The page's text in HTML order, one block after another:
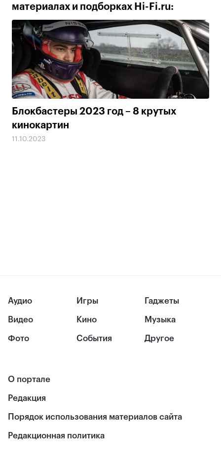
материалах и подборках Hi-Fi.ru:
Блокбастеры 2023 год – 8 крутых
кинокартин
11.10.2023
Аудио
Видео
Фото
Игры
Кино
События
Гаджеты
Музыка
Другое
О портале
Редакция
Порядок использования материалов сайта
Редакционная политика